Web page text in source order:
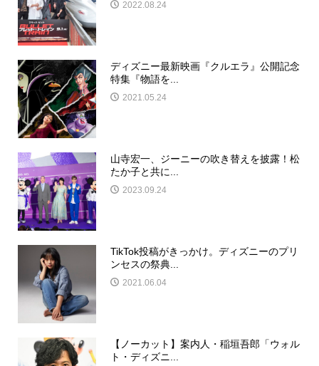
2022.08.24
ディズニー最新映画『クルエラ』公開記念
特集『物語を...
2021.05.24
山寺宏一、ジーニーの吹き替えを披露！松
たか子と共に...
2023.09.24
TikTok投稿がきっかけ。ディズニーのプリ
ンセスの祭典...
2021.06.04
【ノーカット】案内人・稲垣吾郎「ウォル
ト・ディズニ...